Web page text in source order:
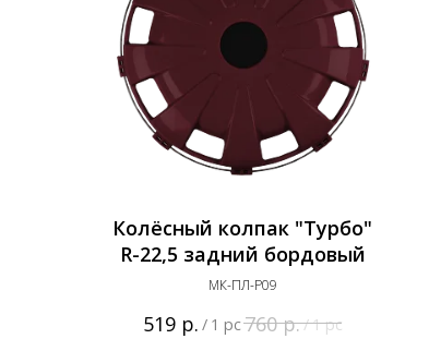
Колёсный колпак "Турбо"
R-22,5 задний бордовый
МК-ПЛ-Р09
519 р. / 1 pc760 р./1 pc